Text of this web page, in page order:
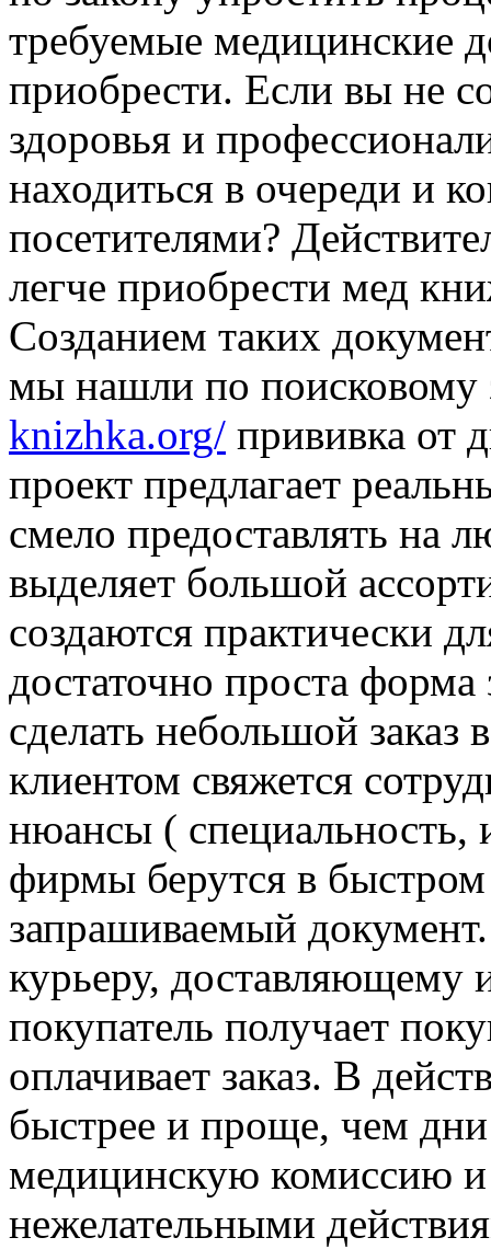
требуемые медицинские
приобрести. Если вы не
здоровья и
находиться в очереди и
посетителями?
легче приобрести мед
Созданием таких
мы нашли по поисковому
knizhka.org/ прививка от
проект предлагает
смело предоставлять на
выделяет большой
создаются практически
достаточно проста форма
сделать небольшой заказ
клиентом свяжется
нюансы ( специальность,
фирмы берутся в быстром
запрашиваемый документ.
курьеру, доставляющему
покупатель получает
оплачивает заказ. В
быстрее и проще, чем
медицинскую комиссию
нежелательными